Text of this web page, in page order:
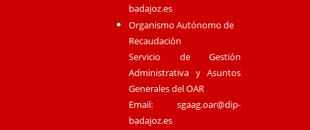
badajoz.es
Organismo Autónomo de
Recaudación
Servicio de Gestión
Administrativa y Asuntos
Generales del OAR
Email:sgaag.oar@dip-
badajoz.es